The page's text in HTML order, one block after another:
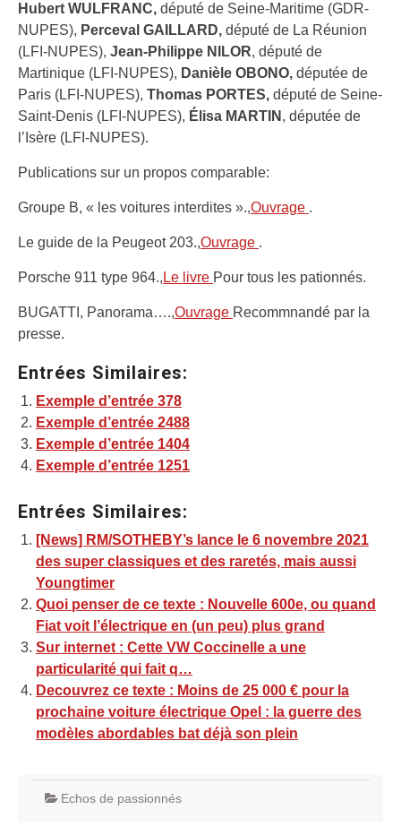
Hubert WULFRANC, député de Seine-Maritime (GDR-
NUPES), Perceval GAILLARD, député de La Réunion
(LFI-NUPES), Jean-Philippe NILOR, député de
Martinique (LFI-NUPES), Danièle OBONO, députée de
Paris (LFI-NUPES), Thomas PORTES, député de Seine-
Saint-Denis (LFI-NUPES), Élisa MARTIN , députée de
l’Isère (LFI-NUPES).
Publications sur un propos comparable:
Groupe B, « les voitures interdites ».,Ouvrage .
Le guide de la Peugeot 203.,Ouvrage .
Porsche 911 type 964., Le livre Pour tous les pationnés.
BUGATTI, Panorama….,Ouvrage Recommnandé par la
presse.
Entrées Similaires:
Exemple d’entrée 378
Exemple d’entrée 2488
Exemple d’entrée 1404
Exemple d’entrée 1251
Entrées Similaires:
[News] RM/SOTHEBY’s lance le 6 novembre 2021
des super classiques et des raretés, mais aussi
Youngtimer
Quoi penser de ce texte : Nouvelle 600e, ou quand
Fiat voit l’électrique en (un peu) plus grand
Sur internet : Cette VW Coccinelle a une
particularité qui fait q…
Decouvrez ce texte : Moins de 25 000 € pour la
prochaine voiture électrique Opel : la guerre des
modèles abordables bat déjà son plein
Echos de passionnés